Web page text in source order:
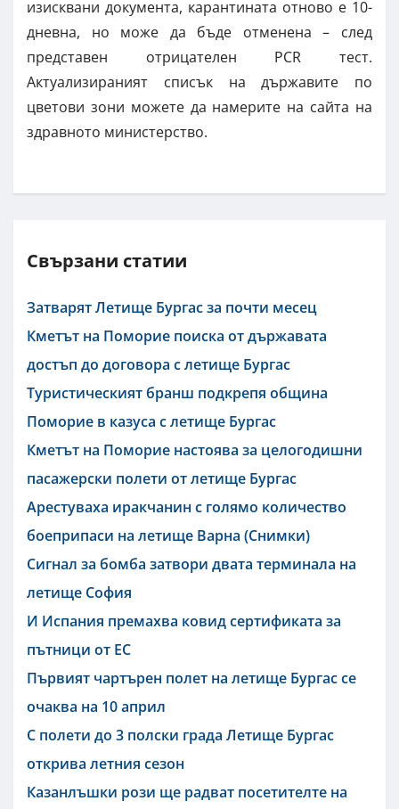
изисквани документа, карантината отново е 10-
дневна, но може да бъде отменена – след
представен отрицателен PCR тест.
Актуализираният списък на държавите по
цветови зони можете да намерите на сайта на
здравното министерство.
Свързани статии
Затварят Летище Бургас за почти месец
Кметът на Поморие поиска от държавата
достъп до договора с летище Бургас
Туристическият бранш подкрепя община
Поморие в казуса с летище Бургас
Кметът на Поморие настоява за целогодишни
пасажерски полети от летище Бургас
Арестуваха иракчанин с голямо количество
боеприпаси на летище Варна (Снимки)
Сигнал за бомба затвори двата терминала на
летище София
И Испания премахва ковид сертификата за
пътници от ЕС
Първият чартърен полет на летище Бургас се
очаква на 10 април
С полети до 3 полски града Летище Бургас
открива летния сезон
Казанлъшки рози ще радват посетителте на